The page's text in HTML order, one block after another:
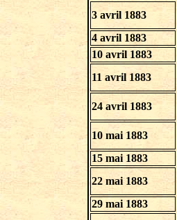
3 avril 1883
4 avril 1883
10 avril 1883
11 avril 1883
24 avril 1883
10 mai 1883
15 mai 1883
22 mai 1883
29 mai 1883